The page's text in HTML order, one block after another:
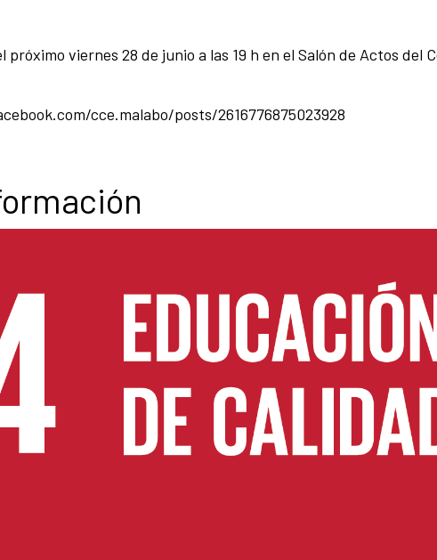
próximo viernes 28 de junio a las 19 h en el Salón de Actos del
cce.malabo/posts/2616776875023928